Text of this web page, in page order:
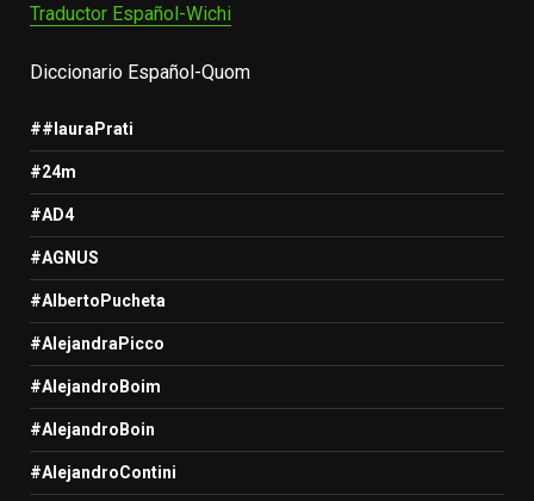
Traductor Español-Wichi
Diccionario Español-Quom
##lauraPrati
#24m
#AD4
#AGNUS
#AlbertoPucheta
#AlejandraPicco
#AlejandroBoim
#AlejandroBoin
#AlejandroContini